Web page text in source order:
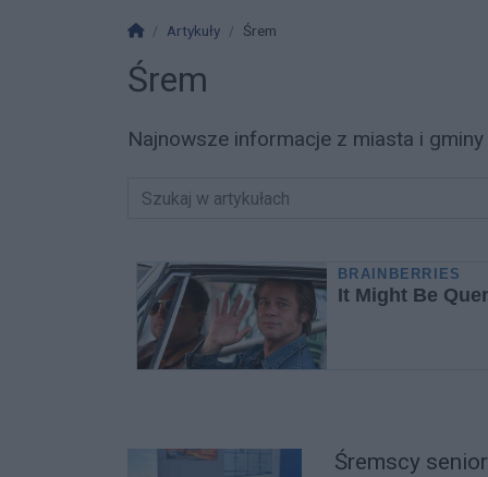
Strona główna
Artykuły Śrem
Śrem
Najnowsze informacje z miasta i
Śremscy